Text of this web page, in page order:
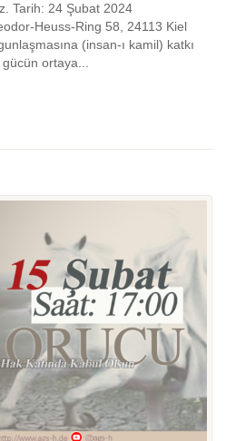
Tarih: 24 Şubat 2024
Heuss-Ring 58, 24113 Kiel
(insan-ı kamil) katkı
ortaya...